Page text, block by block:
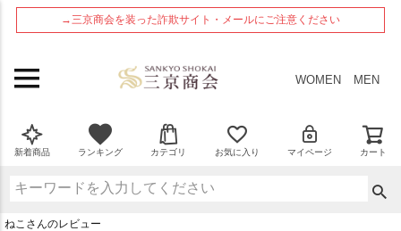
→三京商会を装った詐欺サイト・メールにご注意ください
WOMEN MEN
新着商品 ランキング カテゴリ お気に入り マイページ カート
ねこさんのレビュー
ペー